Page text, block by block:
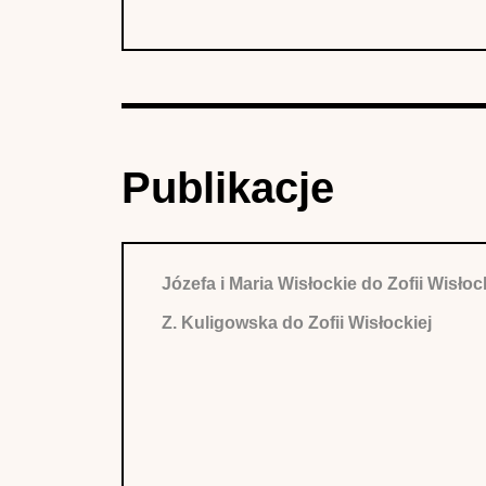
Publikacje
Józefa i Maria Wisłockie do Zofii
Z. Kuligowska do Zofii Wisłockiej